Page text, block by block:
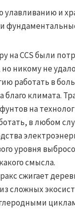
улавливанию и
на CCS были
никому не
работать в
благо климата.
на
в любом
уровня
смысла.
сжигает
сложных